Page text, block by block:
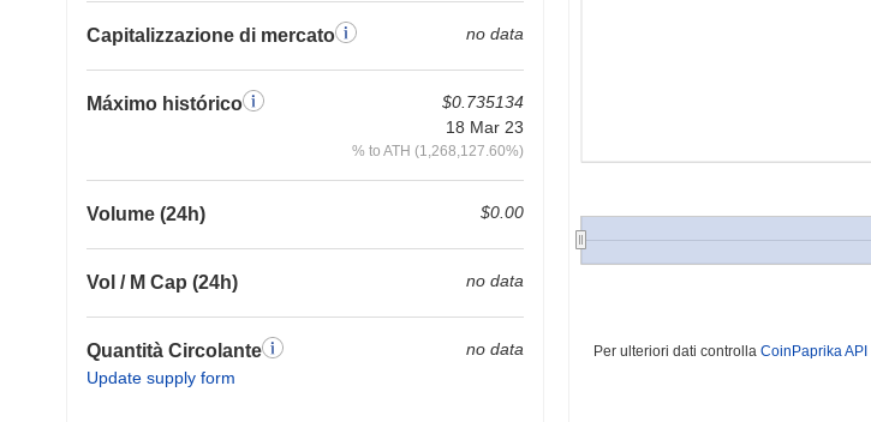
Capitalizzazione di mercato no data
Máximo histórico
$0.735134
18 Mar 23
% to ATH (1,268,127.60%)
Volume (24h) $0.00
Vol / M Cap (24h) no data
Quantità Circolante
Update supply form
no data Per ulteriori dati controlla CoinPaprika API